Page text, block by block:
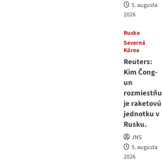
5. augusta
2026
Rusko
Severná
Kórea
Reuters:
Kim Čong-
un
rozmiestňu
je raketovú
jednotku v
Rusku.
JNS
5. augusta
2026